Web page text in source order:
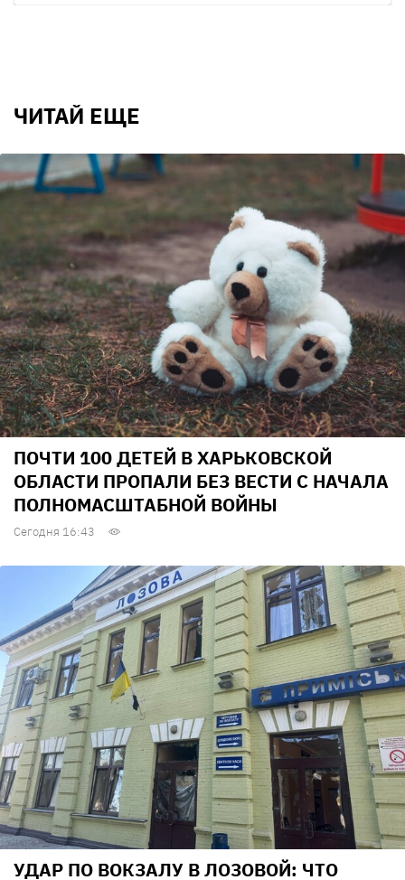
ЧИТАЙ ЕЩЕ
ПОЧТИ 100 ДЕТЕЙ В ХАРЬКОВСКОЙ
ОБЛАСТИ ПРОПАЛИ БЕЗ ВЕСТИ С НАЧАЛА
ПОЛНОМАСШТАБНОЙ ВОЙНЫ
Сегодня 16:43
УДАР ПО ВОКЗАЛУ В ЛОЗОВОЙ: ЧТО